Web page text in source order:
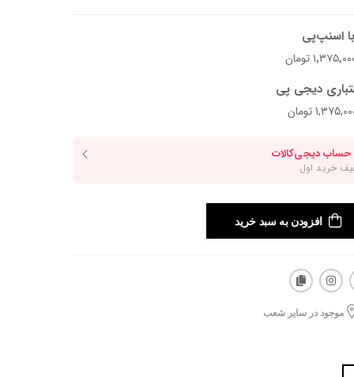
اسنپ‌پی
دیجی پی
افزودن به سبد خرید
موجود در سایر شعب